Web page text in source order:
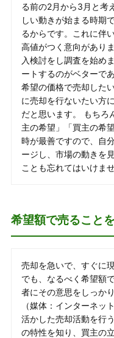
る前の2月から3月と考
しい動きが始まる時期
るからです。これに伴
高値がつく意向があり
入検討をし調査を始め
ートするのがベターで
希望の価格で売却した
に売却を行ないたい方
だと思います。 もちろ
主の希望」「買主の希
時が最善ですので、自
ージし、市場の動きを
ことも忘れてはいけませ
希望額で売ること
売却を急いで、すぐに
でも、なるべく希望額
者にその意思をしっか
（媒体：インターネッ
活かした売却活動を行
の特性を知り、買主の